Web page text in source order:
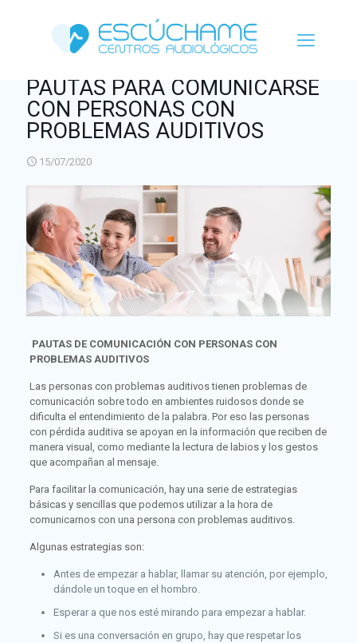
PAUTAS PARA COMUNICARSE
CON PERSONAS CON
PROBLEMAS AUDITIVOS
15/07/2020
PAUTAS DE COMUNICACIÓN CON PERSONAS CON
PROBLEMAS AUDITIVOS
Las personas con problemas auditivos tienen problemas de
comunicación sobre todo en ambientes ruidosos donde se
dificulta el entendimiento de la palabra. Por eso las personas
con pérdida auditiva se apoyan en la información que reciben de
manera visual, como mediante la lectura de labios y los gestos
que acompañan al mensaje.
Para facilitar la comunicación, hay una serie de estrategias
básicas y sencillas que podemos utilizar a la hora de
comunicarnos con una persona con problemas auditivos.
Algunas estrategias son:
Antes de empezar a hablar, llamar su atención, por ejemplo,
dándole un toque en el hombro.
Esperar a que nos esté mirando para empezar a hablar.
Si es una conversación en grupo, hay que respetar los